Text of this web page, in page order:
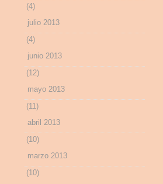
(4)
julio 2013
(4)
junio 2013
(12)
mayo 2013
(11)
abril 2013
(10)
marzo 2013
(10)